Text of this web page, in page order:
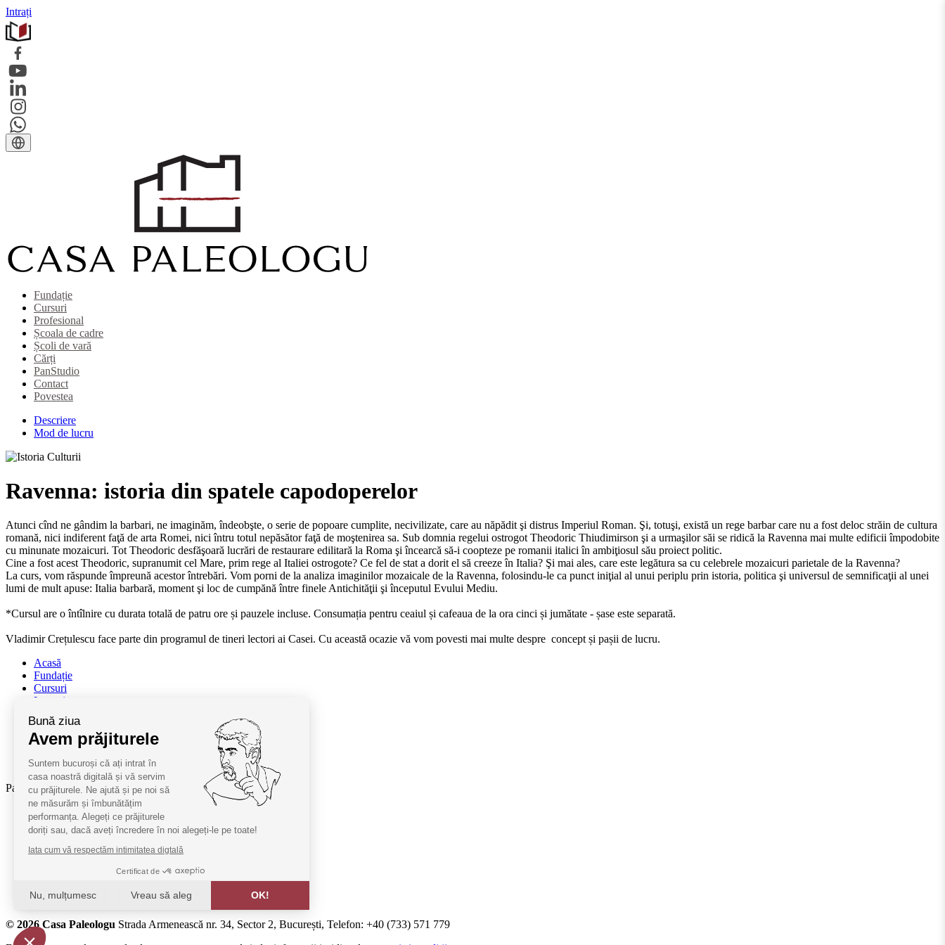
Intrați
Fundație
Cursuri
Profesional
Școala de cadre
Școli de vară
Cărți
PanStudio
Contact
Povestea
Descriere
Mod de lucru
Ravenna: istoria din spatele capodoperelor
Atunci cînd ne gândim la barbari, ne imaginăm, îndeobşte, o serie de popoare cumplite, necivilizate, care au năpădit şi distrus Imperiul Roman. Şi, totuşi, există un rege barbar care nu a fost deloc străin de cultura
romană, nici indiferent faţă de arta Romei, nici întru totul nepăsător faţă de moştenirea sa. Sub domnia regelui ostrogot Theodoric Thiudimirson şi a urmaşilor săi se ridică la Ravenna mai multe edificii împodobite
cu minunate mozaicuri. Tot Theodoric desfăşoară lucrări de restaurare edilitară la Roma şi încearcă să-i coopteze pe romanii italici în ambiţiosul său proiect politic.
Cine a fost acest Theodoric, supranumit cel Mare, prim rege al Italiei ostrogote? Ce fel de stat a dorit el să creeze în Italia? Şi mai ales, care este legătura sa cu celebrele mozaicuri parietale de la Ravenna?
La curs, vom răspunde împreună acestor întrebări. Vom porni de la analiza imaginilor mozaicale de la Ravenna, folosindu-le ca punct iniţial al unui periplu prin istoria, politica şi universul de semnificaţii al unei
lumi de mult apuse: Italia barbară, moment şi loc de cumpănă între finele Antichităţii şi începutul Evului Mediu.
*Cursul are o întîlnire cu durata totală de patru ore și pauzele incluse. Consumația pentru ceaiul și cafeaua de la ora cinci și jumătate - șase este separată.
Vladimir Crețulescu face parte din programul de tineri lectori ai Casei. Cu această ocazie vă vom povesti mai multe despre concept și pașii de lucru.
Acasă
Fundație
Cursuri
Lectori
Termeni și condiții
Cum deveniți oaspeți
SAL ANPC
Parteneri:
Radio Guerilla
RSM Romania
Barrier România
KPMG
MobilPay
© 2026 Casa Paleologu Strada Armenească nr. 34, Sector 2, București, Telefon: +40 (733) 571 779
Bună ziua
Avem prăjiturele
Suntem bucuroși că ați intrat în
casa noastră digitală și vă servim
cu prăjiturele. Ne ajută și pe noi să
ne măsurăm și îmbunătățim
performanța. Alegeți ce prăjiturele
doriți sau, dacă aveți încredere în noi alegeți-le pe toate!
Iata cum vă respectăm intimitatea digtală
Certificat de
Nu, mulțumesc Vreau să aleg OK!
Axeptio consent
Platformă de Management al Consimțământului: Personalizați Opțiunile